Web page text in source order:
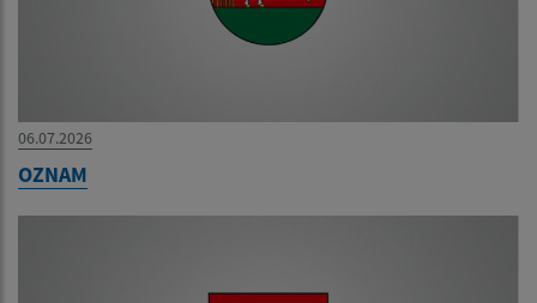
06.07.2026
OZNAM